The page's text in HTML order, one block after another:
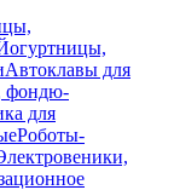
Автоклавы для
фондю-
для
Роботы-